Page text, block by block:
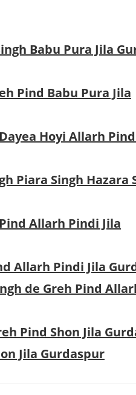
Babu Pura Jila
Pind Babu Pura Jila
Hoyi Allarh
Piara Singh Hazara
Allarh Pindi Jila
Allarh Pindi Jila
de Greh Pind
Pind Shon Jila
Jila Gurdaspur